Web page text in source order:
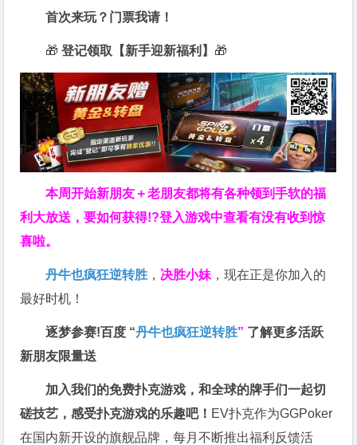
首次来玩？门票我请！
🎁 登记领取【新手迎新福利】 🎁
本周开始新朋友＋老朋友都将有各种领到手软的福
利大放送，要如何获得!?登入游戏中查看有没有收到惊
喜啦。
丹牛也疯狂逆转胜 ， 决胜小妹 ，现在正是你加入的
最好时机！
逐梦参赛!百度 “丹牛也疯狂逆转胜” 了解更多活跃
新朋友限量送
加入我们的免费扑克游戏，和全球的牌手们一起切
磋技艺，感受扑克游戏的乐趣吧！ EV扑克作为GGPoker
在国内新开设的旗舰品牌，每月不断推出福利反馈活